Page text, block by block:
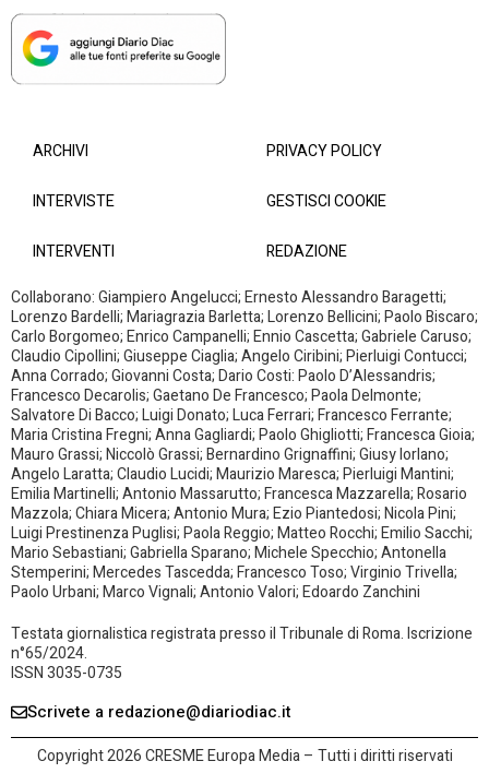
ARCHIVI
INTERVISTE
INTERVENTI
PRIVACY POLICY
GESTISCI COOKIE
REDAZIONE
Collaborano: Giampiero Angelucci; Ernesto Alessandro Baragetti;
Lorenzo Bardelli; Mariagrazia Barletta; Lorenzo Bellicini; Paolo Biscaro;
Carlo Borgomeo; Enrico Campanelli; Ennio Cascetta; Gabriele Caruso;
Claudio Cipollini; Giuseppe Ciaglia; Angelo Ciribini; Pierluigi Contucci;
Anna Corrado; Giovanni Costa; Dario Costi: Paolo D’Alessandris;
Francesco Decarolis; Gaetano De Francesco; Paola Delmonte;
Salvatore Di Bacco; Luigi Donato; Luca Ferrari; Francesco Ferrante;
Maria Cristina Fregni; Anna Gagliardi; Paolo Ghigliotti; Francesca Gioia;
Mauro Grassi; Niccolò Grassi; Bernardino Grignaffini; Giusy Iorlano;
Angelo Laratta; Claudio Lucidi; Maurizio Maresca; Pierluigi Mantini;
Emilia Martinelli; Antonio Massarutto; Francesca Mazzarella; Rosario
Mazzola; Chiara Micera; Antonio Mura; Ezio Piantedosi; Nicola Pini;
Luigi Prestinenza Puglisi; Paola Reggio; Matteo Rocchi; Emilio Sacchi;
Mario Sebastiani; Gabriella Sparano; Michele Specchio; Antonella
Stemperini; Mercedes Tascedda; Francesco Toso; Virginio Trivella;
Paolo Urbani; Marco Vignali; Antonio Valori; Edoardo Zanchini
Testata giornalistica registrata presso il Tribunale di Roma. Iscrizione
n°65/2024.
ISSN 3035-0735
Scrivete a redazione@diariodiac.it
Copyright 2026 CRESME Europa Media – Tutti i diritti riservati